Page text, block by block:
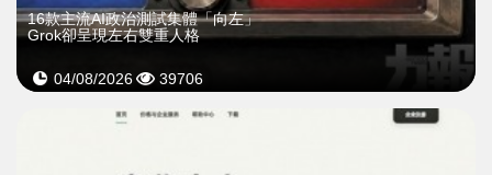
16款主流AI政治測試集體「向左」
Grok卻呈現左右雙重人格
04/08/2026 39706